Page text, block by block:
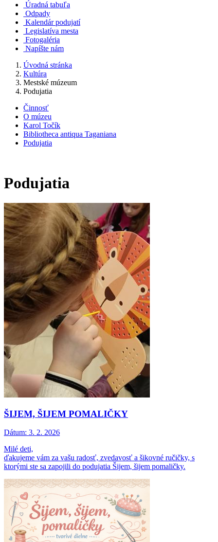
Úradná tabuľa
Odpady
Kalendár podujatí
Legislatíva mesta
Fotogaléria
Napíšte nám
Úvodná stránka
Kultúra
Mestské múzeum
Podujatia
Činnosť
O múzeu
Karol Točík
Bibliotheca antiqua Taganiana
Podujatia
Podujatia
ŠIJEM, ŠIJEM POMALIČKY
Dátum: 3. 2. 2026
Milé deti,
ďakujeme vám za vašu radosť, zvedavosť a šikovné ručičky, s
ktorými ste sa zapojili do podujatia Šijem, šijem pomaličky.